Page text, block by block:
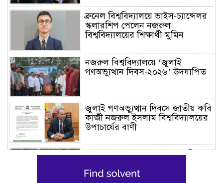
ব্রুনেল বিশ্ববিদ্যালয়ে ভাইস-চ্যান্সেলর
স্কলারশিপ পেলেন নজরুল
বিশ্ববিদ্যালয়ের শিক্ষার্থী মুমিন
নজরুল বিশ্ববিদ্যালয়ে ‘জুলাই
গণঅভ্যুত্থান দিবস-২০২৬’ উদযাপিত
জুলাই গণঅভ্যুত্থান দিবসে জাতীয় কবি
কাজী নজরুল ইসলাম বিশ্ববিদ্যালয়ের
উপাচার্যের বাণী
গণভবনে জুলাই গণঅভ্যুত্থান স্মৃতি